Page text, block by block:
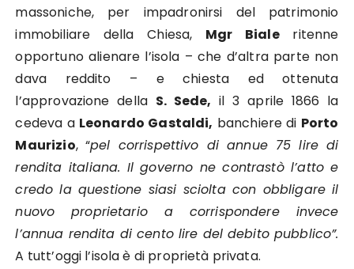
massoniche, per impadronirsi del patrimonio
immobiliare della Chiesa, Mgr Bialeritenne
opportuno alienare l’isola – che d’altra parte non
dava reddito – e chiesta ed ottenuta
l’approvazione della S. Sede, il 3 aprile 1866 la
cedeva a Leonardo Gastaldi, banchiere di Porto
Maurizio, “pel corrispettivo di annue 75 lire di
rendita italiana. Il governo ne contrastò l’atto e
credo la questione siasi sciolta con obbligare il
nuovo proprietario a corrispondere invece
l’annua rendita di cento lire del debito pubblico”.
A tutt’oggi l’isola è di proprietà privata.